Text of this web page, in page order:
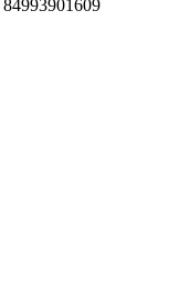
84993901609